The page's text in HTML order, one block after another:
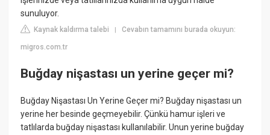
sunuluyor.
Kaynak kaldırma talebi |Cevabın tamamını burada okuyun:
migros.com.tr
Buğday nişastası un yerine geçer mi?
Buğday Nişastası Un Yerine Geçer mi? Buğday nişastası un
yerine her besinde geçmeyebilir. Çünkü hamur işleri ve
tatlılarda buğday nişastası kullanılabilir. Unun yerine buğday